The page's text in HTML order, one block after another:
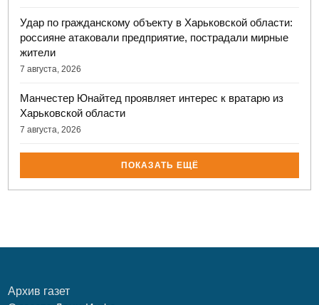
Удар по гражданскому объекту в Харьковской области:
россияне атаковали предприятие, пострадали мирные
жители
7 августа, 2026
Манчестер Юнайтед проявляет интерес к вратарю из
Харьковской области
7 августа, 2026
ПОКАЗАТЬ ЕЩЁ
Архив газет